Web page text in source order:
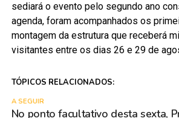
sediará o evento pelo segundo ano
agenda, foram acompanhados os
montagem da estrutura que receberá
visitantes entre os dias 26 e 29 de
TÓPICOS RELACIONADOS:
A SEGUIR
No ponto facultativo desta sexta,